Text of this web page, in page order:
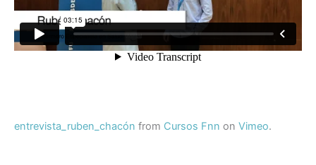
entrevista_ruben_chacón from Cursos Fnn on Vimeo.